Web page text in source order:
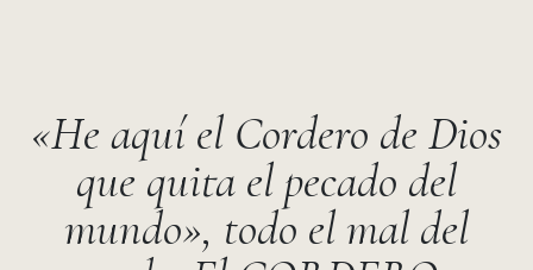
«He aquí el Cordero de Dios
que quita el pecado del
mundo», todo el mal del